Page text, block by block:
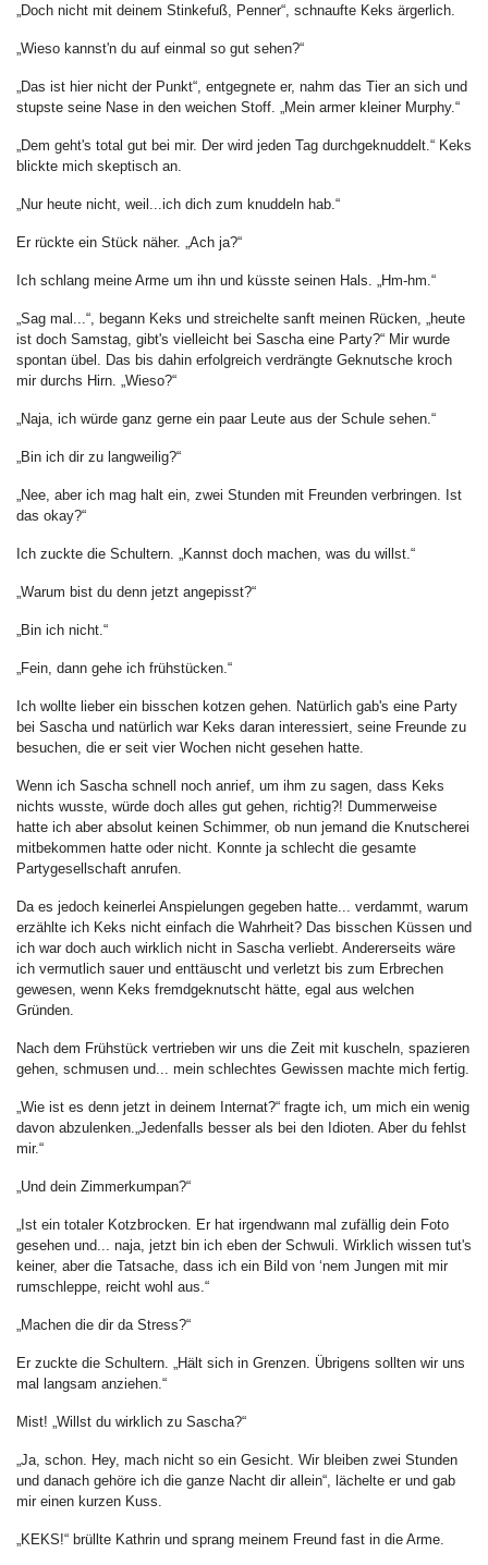
„Doch nicht mit deinem Stinkefuß, Penner“, schnaufte Keks ärgerlich.
„Wieso kannst'n du auf einmal so gut sehen?“
„Das ist hier nicht der Punkt“, entgegnete er, nahm das Tier an sich und
stupste seine Nase in den weichen Stoff. „Mein armer kleiner Murphy.“
„Dem geht's total gut bei mir. Der wird jeden Tag durchgeknuddelt.“ Keks
blickte mich skeptisch an.
„Nur heute nicht, weil...ich dich zum knuddeln hab.“
Er rückte ein Stück näher. „Ach ja?“
Ich schlang meine Arme um ihn und küsste seinen Hals. „Hm-hm.“
„Sag mal...“, begann Keks und streichelte sanft meinen Rücken, „heute
ist doch Samstag, gibt's vielleicht bei Sascha eine Party?“ Mir wurde
spontan übel. Das bis dahin erfolgreich verdrängte Geknutsche kroch
mir durchs Hirn. „Wieso?“
„Naja, ich würde ganz gerne ein paar Leute aus der Schule sehen.“
„Bin ich dir zu langweilig?“
„Nee, aber ich mag halt ein, zwei Stunden mit Freunden verbringen. Ist
das okay?“
Ich zuckte die Schultern. „Kannst doch machen, was du willst.“
„Warum bist du denn jetzt angepisst?“
„Bin ich nicht.“
„Fein, dann gehe ich frühstücken.“
Ich wollte lieber ein bisschen kotzen gehen. Natürlich gab's eine Party
bei Sascha und natürlich war Keks daran interessiert, seine Freunde zu
besuchen, die er seit vier Wochen nicht gesehen hatte.
Wenn ich Sascha schnell noch anrief, um ihm zu sagen, dass Keks
nichts wusste, würde doch alles gut gehen, richtig?! Dummerweise
hatte ich aber absolut keinen Schimmer, ob nun jemand die Knutscherei
mitbekommen hatte oder nicht. Konnte ja schlecht die gesamte
Partygesellschaft anrufen.
Da es jedoch keinerlei Anspielungen gegeben hatte... verdammt, warum
erzählte ich Keks nicht einfach die Wahrheit? Das bisschen Küssen und
ich war doch auch wirklich nicht in Sascha verliebt. Andererseits wäre
ich vermutlich sauer und enttäuscht und verletzt bis zum Erbrechen
gewesen, wenn Keks fremdgeknutscht hätte, egal aus welchen
Gründen.
Nach dem Frühstück vertrieben wir uns die Zeit mit kuscheln, spazieren
gehen, schmusen und... mein schlechtes Gewissen machte mich fertig.
„Wie ist es denn jetzt in deinem Internat?“ fragte ich, um mich ein wenig
davon abzulenken.„Jedenfalls besser als bei den Idioten. Aber du fehlst
mir.“
„Und dein Zimmerkumpan?“
„Ist ein totaler Kotzbrocken. Er hat irgendwann mal zufällig dein Foto
gesehen und... naja, jetzt bin ich eben der Schwuli. Wirklich wissen tut's
keiner, aber die Tatsache, dass ich ein Bild von ‘nem Jungen mit mir
rumschleppe, reicht wohl aus.“
„Machen die dir da Stress?“
Er zuckte die Schultern. „Hält sich in Grenzen. Übrigens sollten wir uns
mal langsam anziehen.“
Mist! „Willst du wirklich zu Sascha?“
„Ja, schon. Hey, mach nicht so ein Gesicht. Wir bleiben zwei Stunden
und danach gehöre ich die ganze Nacht dir allein“, lächelte er und gab
mir einen kurzen Kuss.
„KEKS!“ brüllte Kathrin und sprang meinem Freund fast in die Arme.